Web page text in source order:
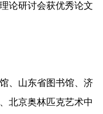
论研讨会获优秀论文
、山东省图书馆、济
北京奥林匹克艺术中